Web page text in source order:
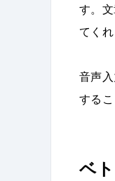
す。
てくれ
音声
する
ベ